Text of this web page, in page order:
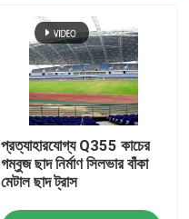
প্রত্যাহারযোগ্য Q355 কাচের
গম্বুজ ছাদ নির্মাণ সিলভার বাঁকা
মেটাল ছাদ ট্রাস